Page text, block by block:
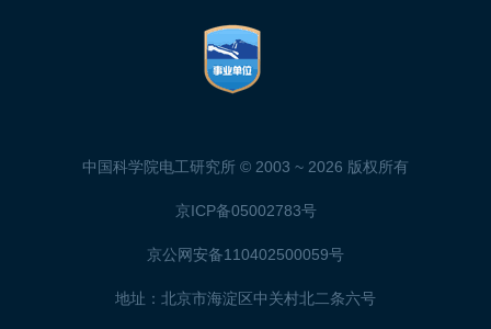
中国科学院电工研究所 © 2003 ~ 2026 版权所有
京ICP备05002783号
京公网安备110402500059号
地址：北京市海淀区中关村北二条六号